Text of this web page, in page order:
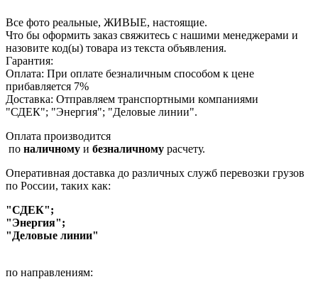
Все фото реальные, ЖИВЫЕ, настоящие.
Что бы оформить заказ свяжитесь с нашими менеджерами и
назовите код(ы) товара из текста объявления.
Гарантия:
Оплата: При оплате безналичным способом к цене
прибавляется 7%
Доставка: Отправляем транспортными компаниями
"СДЕК"; "Энергия"; "Деловые линии".
Оплата производится
по наличному и безналичному расчету.
Оперативная доставка до различных служб перевозки грузов
по России, таких как:
"СДЕК";
"Энергия";
"Деловые линии"
по направлениям: